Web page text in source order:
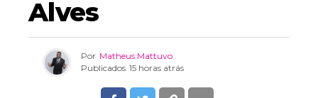
Alves
Por Matheus Mattuvo
Publicados 15 horas atrás